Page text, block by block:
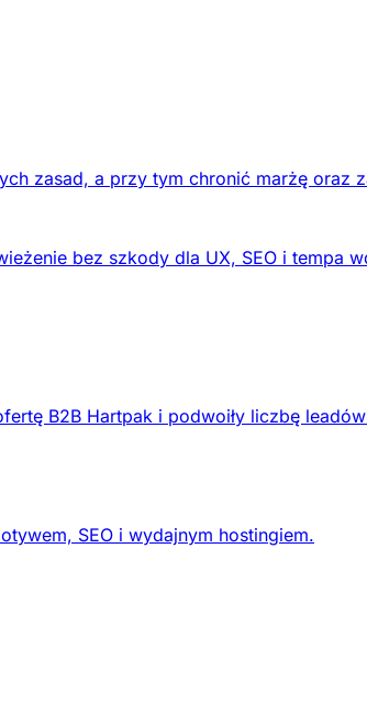
zasad, a przy tym chronić marżę oraz
bez szkody dla UX, SEO i tempa
B2B Hartpak i podwoiły liczbę
SEO i wydajnym hostingiem.